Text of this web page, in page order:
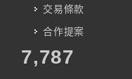
交易條款
合作提案
7,787